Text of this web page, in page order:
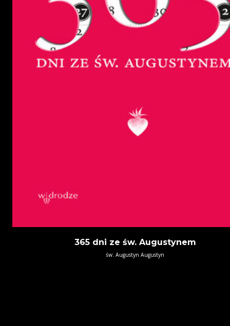
365 dni ze św. Augustynem
św. Augustyn Augustyn